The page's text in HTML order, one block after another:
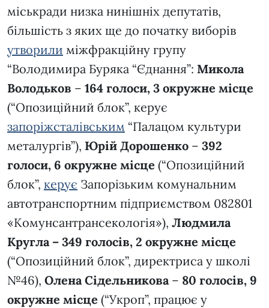
міськради низка нинішніх депутатів,
більшість з яких ще до початку виборів
утворили міжфракційну групу
“Володимира Буряка “Єднання”: Микола
Володьков – 164 голоси, 3 окружне місце
(“Опозиційний блок”, керує
запоріжсталівським “Палацом культури
металургів”), Юрій Дорошенко – 392
голоси, 6 окружне місце (“Опозиційний
блок”, керує Запорізьким комунальним
автотранспортним підприємством 082801
«Комунсантрансекологія»), Людмила
Кругла – 349 голосів, 2 окружне місце
(“Опозиційний блок”, директриса у школі
№46), Олена Сідельникова – 80 голосів, 9
окружне місце (“Укроп”, працює у